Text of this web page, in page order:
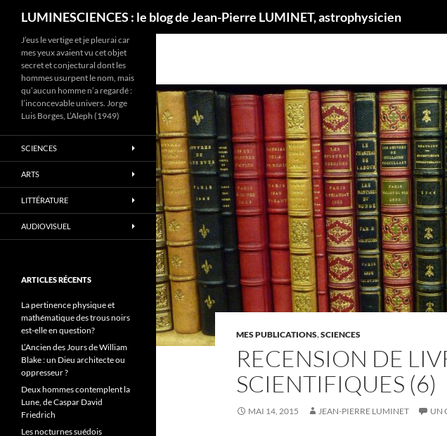
LUMINESCIENCES : le blog de Jean-Pierre LUMINET, astrophysicien
MES PUBLICATIONS,SCIENCES
RECENSION DE
SCIENTIFIQUES (6)
MAI 14, 2015 JEAN-PIERRE LUMINET UN
J’eus le vertige et je pleurai car
mes yeux avaient vu cet objet
secret et conjectural dont les
hommes usurpent le nom, mais
qu’aucun homme n’a regardé :
l’inconcevable univers. Jorge
Luis Borges, L’Aleph (1949)
SCIENCES
ARTS
LITTÉRATURE
AUDIOVISUEL
ARTICLES RÉCENTS
La pertinence physique et
mathématique des trous noirs
est-elle en question?
L’Ancien des Jours de William
Blake : un Dieu architecte ou
oppresseur ?
Deux hommes contemplent la
Lune, de Caspar David
Friedrich
Les nocturnes suédois